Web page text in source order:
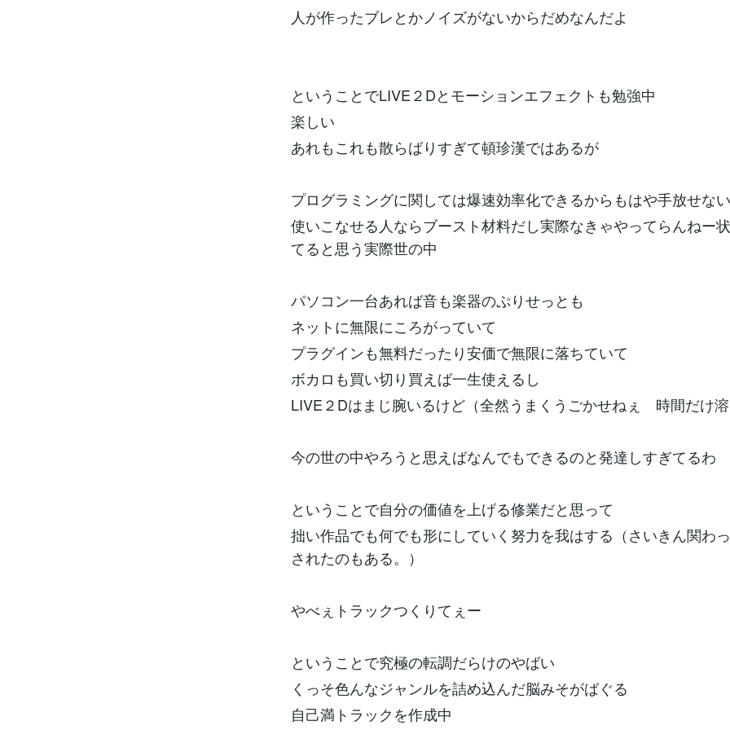
人が作ったブレとかノイズがないからだめなんだよ
ということでLIVE２Dとモーションエフェクトも勉強中
楽しい
あれもこれも散らばりすぎて頓珍漢ではあるが
プログラミングに関しては爆速効率化できるからもはや手放せない
使いこなせる人ならブースト材料だし実際なきゃやってらんねー
てると思う実際世の中
パソコン一台あれば音も楽器のぷりせっとも
ネットに無限にころがっていて
プラグインも無料だったり安価で無限に落ちていて
ボカロも買い切り買えば一生使えるし
LIVE２Dはまじ腕いるけど（全然うまくうごかせねぇ 時間だけ溶
今の世の中やろうと思えばなんでもできるのと発達しすぎてるわ
ということで自分の価値を上げる修業だと思って
拙い作品でも何でも形にしていく努力を我はする（さいきん関わ
されたのもある。）
やべぇトラックつくりてぇー
ということで究極の転調だらけのやばい
くっそ色んなジャンルを詰め込んだ脳みそがばぐる
自己満トラックを作成中